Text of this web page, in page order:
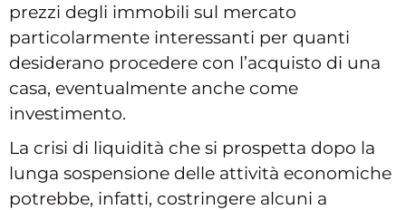
prezzi degli immobili sul mercato
particolarmente interessanti per quanti
desiderano procedere con l’acquisto di una
casa, eventualmente anche come
investimento.
La crisi di liquidità che si prospetta dopo la
lunga sospensione delle attività economiche
potrebbe, infatti, costringere alcuni a